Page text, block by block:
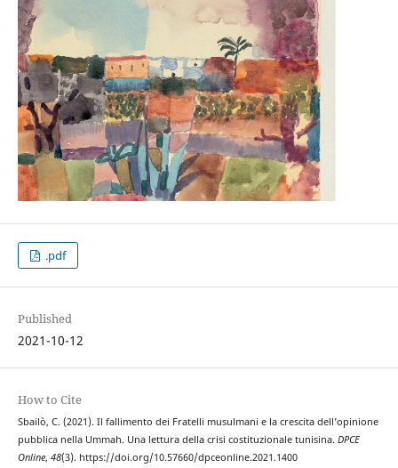
.pdf
Published
2021-10-12
How to Cite
Sbailò, C. (2021). Il fallimento dei Fratelli musulmani e la crescita dell’opinione
pubblica nella Ummah. Una lettura della crisi costituzionale tunisina. DPCE
Online, 48(3). https://doi.org/10.57660/dpceonline.2021.1400